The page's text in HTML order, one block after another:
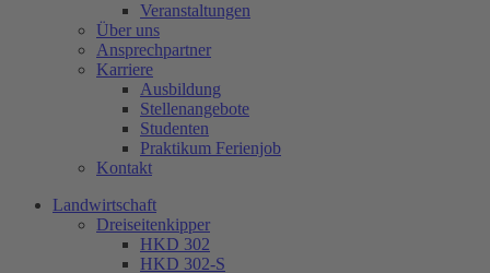
Veranstaltungen
Über uns
Ansprechpartner
Karriere
Ausbildung
Stellenangebote
Studenten
Praktikum Ferienjob
Kontakt
Landwirtschaft
Dreiseitenkipper
HKD 302
HKD 302-S